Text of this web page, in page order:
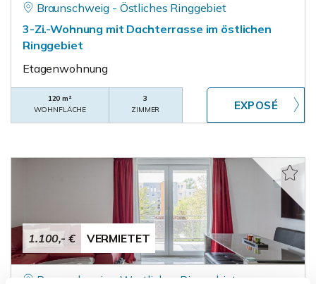
Braunschweig - Östliches Ringgebiet
3-Zi.-Wohnung mit Dachterrasse im östlichen
Ringgebiet
Etagenwohnung
120 m²
WOHNFLÄCHE
3
ZIMMER
1.100,- € VERMIETET
Braunschweig - Westliches Ringgebiet